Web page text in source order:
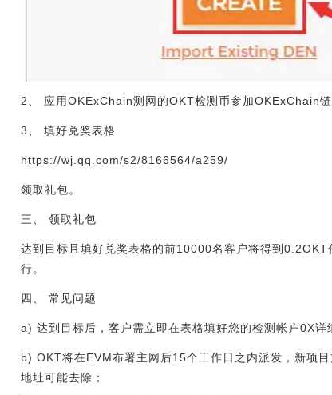
2、 应用OKExChain测网的OKT检测币参加OKExChain
3、 填好兑奖表格
https://wj.qq.com/s2/8166564/a259/
领取礼包。
三、 领取礼包
达到目标且填好兑奖表格的前10000名客户将得到
行。
四、 常见问题
a) 达到目标后，客户需立即在表格填好您的检测帐户0X
b) OKT将在EVM布署主网后15个工作日之内派发，新项
地址可能去除；